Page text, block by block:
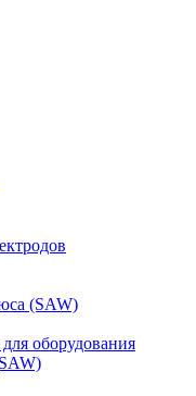
(SAW)
оборудования